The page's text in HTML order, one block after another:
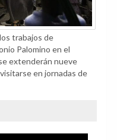
trabajos de
Palomino en el
extenderán nueve
en jornadas de